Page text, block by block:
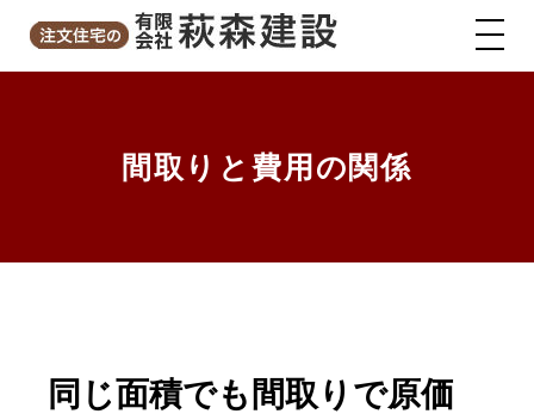
間取りと費用の関係
同じ面積でも間取りで原価